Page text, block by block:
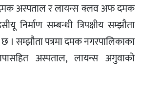
अस्पताल र लायन्स क्लव अफ दमक
निर्माण सम्बन्धी त्रिपक्षीय सम्झौता
छ । सम्झौता पत्रमा दमक नगरपालिकाका
अस्पताल, लायन्स अगुवाको